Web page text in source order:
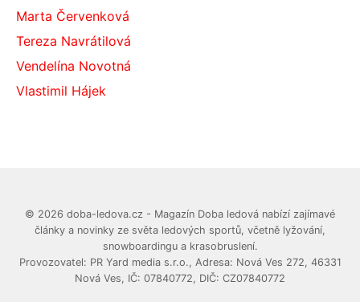
Marta Červenková
Tereza Navrátilová
Vendelína Novotná
Vlastimil Hájek
© 2026 doba-ledova.cz - Magazín Doba ledová nabízí zajímavé
články a novinky ze světa ledových sportů, včetně lyžování,
snowboardingu a krasobruslení.
Provozovatel: PR Yard media s.r.o., Adresa: Nová Ves 272, 46331
Nová Ves, IČ: 07840772, DIČ: CZ07840772